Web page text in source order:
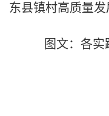
东县镇村高质量发
图文： 各实